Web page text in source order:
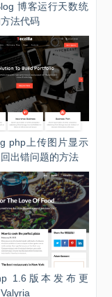
博客运行天数统
法代码
php上传图片显示
出错问题的方法
1.6版本发布更